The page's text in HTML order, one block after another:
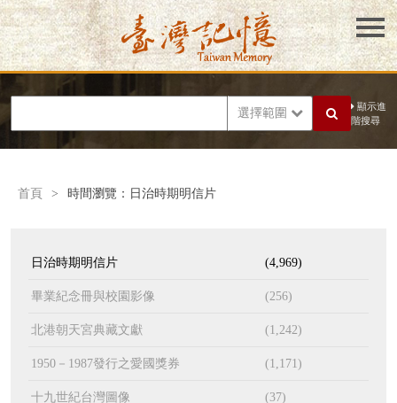
選擇範圍
顯示進
階搜尋
首頁 > 時間瀏覽：日治時期明信片
日治時期明信片 (4,969)
畢業紀念冊與校園影像 (256)
北港朝天宮典藏文獻 (1,242)
1950－1987發行之愛國獎券 (1,171)
十九世紀台灣圖像 (37)